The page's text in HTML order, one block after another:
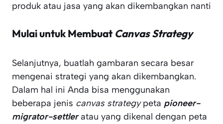
produk atau jasa yang akan dikembangkan nanti
Mulai untuk Membuat Canvas Strategy
Selanjutnya, buatlah gambaran secara besar
mengenai strategi yang akan dikembangkan.
Dalam hal ini Anda bisa menggunakan
beberapa jenis canvas strategypeta pioneer-
migrator-settler atau yang dikenal dengan peta